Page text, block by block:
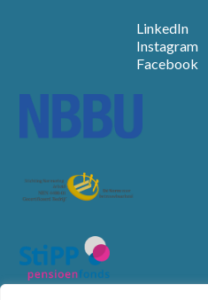
LinkedIn
Instagram
Facebook